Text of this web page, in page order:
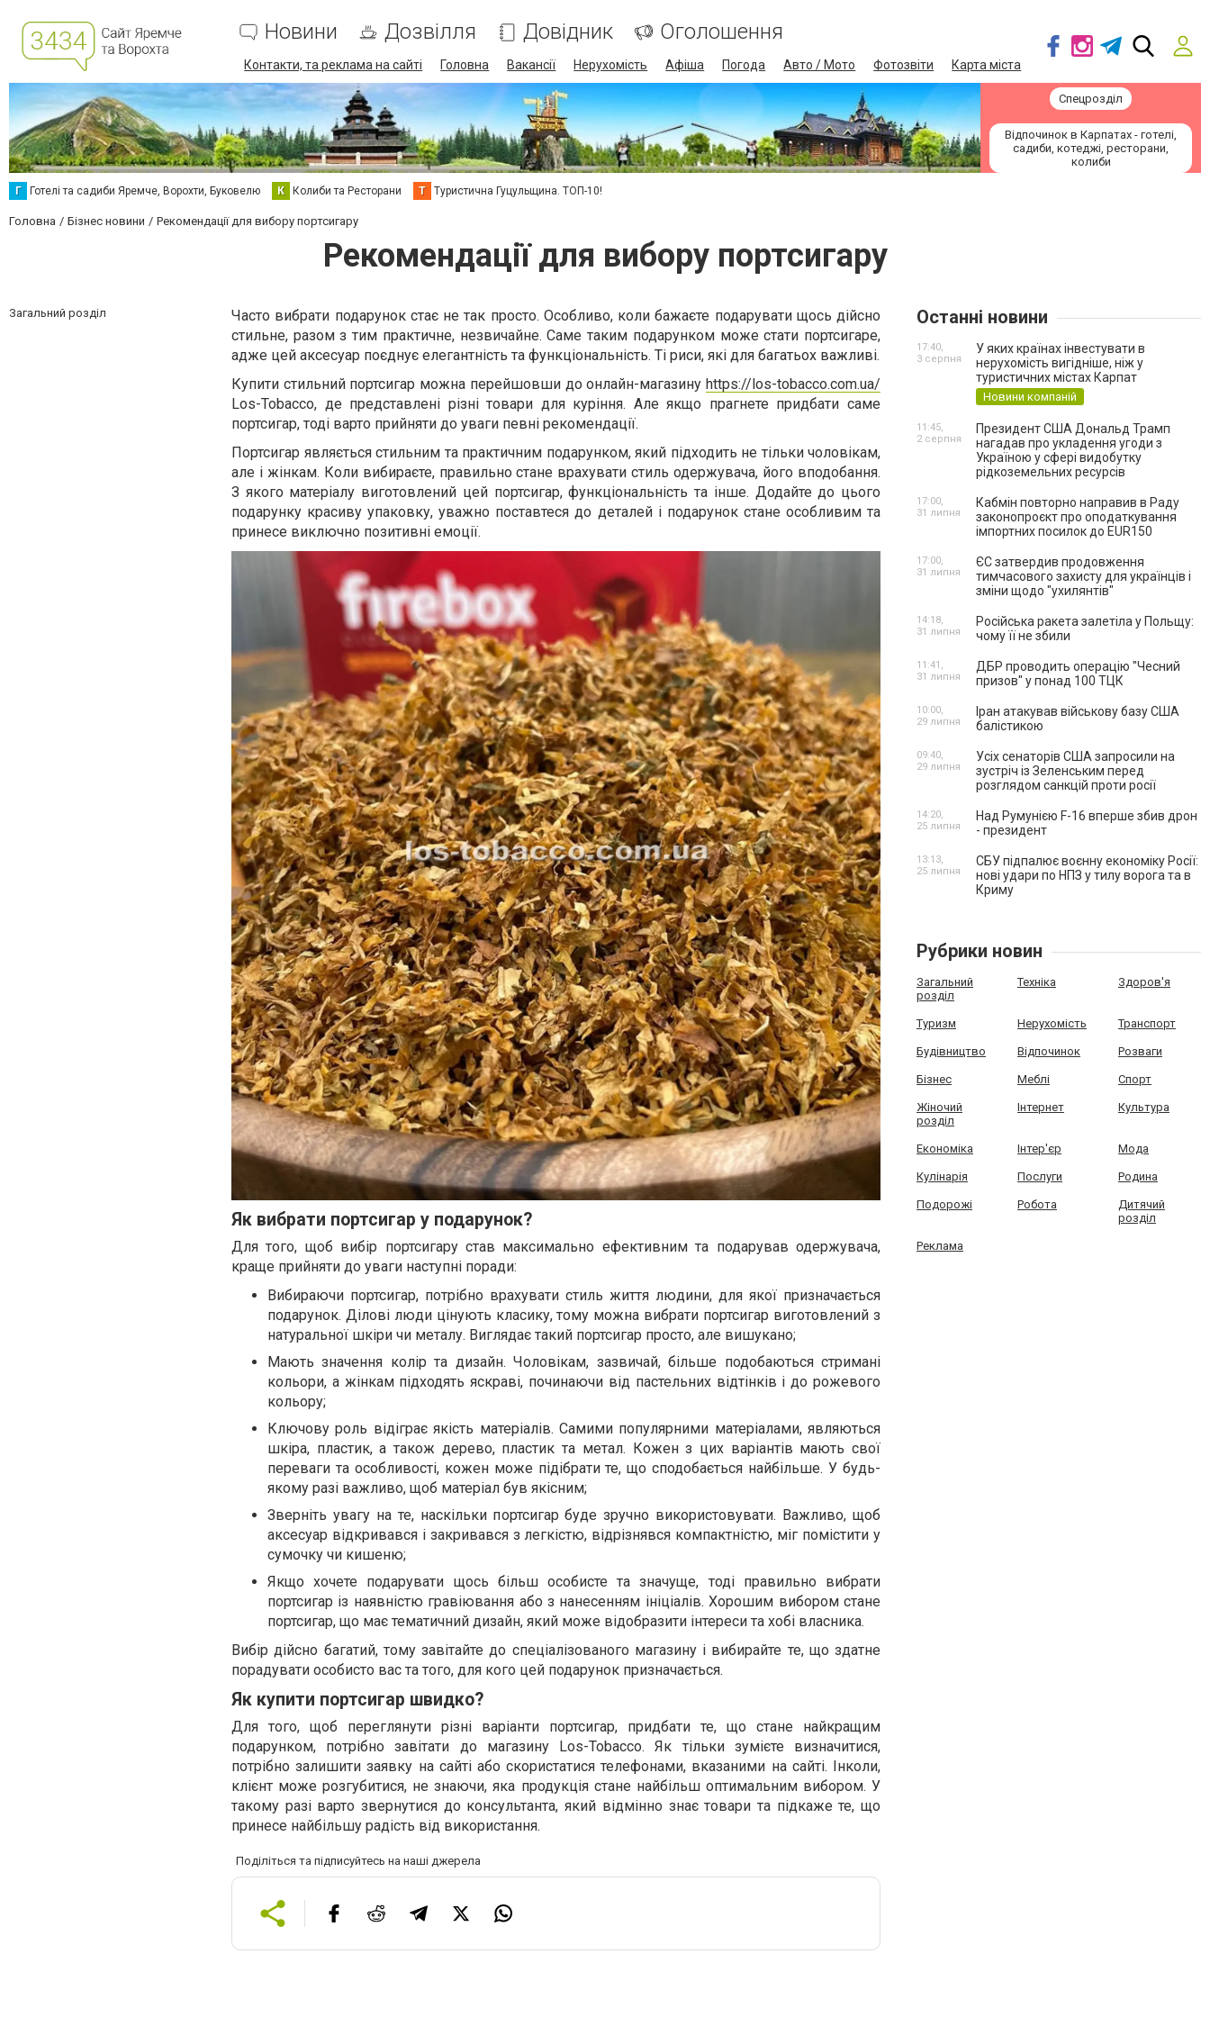
Новини Дозвілля Довідник Оголошення
Контакти, та реклама на сайті Головна Вакансії Нерухомість Афіша Погода Авто / Мото Фотозвіти Карта міста
Спецрозділ
Відпочинок в Карпатах - готелі,
садиби, котеджі, ресторани,
колиби
Г Готелі та садиби Яремче, Ворохти, Буковелю К Колиби та Ресторани Т Туристична Гуцульщина. ТОП-10!
Головна Бізнес новини Рекомендації для вибору портсигару
Рекомендації для вибору портсигару
Загальний розділ
Часто вибрати подарунок стає не так просто. Особливо, коли бажаєте подарувати щось дійсно
стильне, разом з тим практичне, незвичайне. Саме таким подарунком може стати портсигаре,
адже цей аксесуар поєднує елегантність та функціональність. Ті риси, які для багатьох важливі.
Купити стильний портсигар можна перейшовши до онлайн-магазину https://los-tobacco.com.ua/
Los-Tobacco, де представлені різні товари для куріння. Але якщо прагнете придбати саме
портсигар, тоді варто прийняти до уваги певні рекомендації.
Портсигар являється стильним та практичним подарунком, який підходить не тільки чоловікам,
але і жінкам. Коли вибираєте, правильно стане врахувати стиль одержувача, його вподобання.
З якого матеріалу виготовлений цей портсигар, функціональність та інше. Додайте до цього
подарунку красиву упаковку, уважно поставтеся до деталей і подарунок стане особливим та
принесе виключно позитивні емоції.
Як вибрати портсигар у подарунок?
Для того, щоб вибір портсигару став максимально ефективним та подарував одержувача,
краще прийняти до уваги наступні поради:
Вибираючи портсигар, потрібно врахувати стиль життя людини, для якої призначається
подарунок. Ділові люди цінують класику, тому можна вибрати портсигар виготовлений з
натуральної шкіри чи металу. Виглядає такий портсигар просто, але вишукано;
Мають значення колір та дизайн. Чоловікам, зазвичай, більше подобаються стримані
кольори, а жінкам підходять яскраві, починаючи від пастельних відтінків і до рожевого
кольору;
Ключову роль відіграє якість матеріалів. Самими популярними матеріалами, являються
шкіра, пластик, а також дерево, пластик та метал. Кожен з цих варіантів мають свої
переваги та особливості, кожен може підібрати те, що сподобається найбільше. У будь-
якому разі важливо, щоб матеріал був якісним;
Зверніть увагу на те, наскільки портсигар буде зручно використовувати. Важливо, щоб
аксесуар відкривався і закривався з легкістю, відрізнявся компактністю, міг помістити у
сумочку чи кишеню;
Якщо хочете подарувати щось більш особисте та значуще, тоді правильно вибрати
портсигар із наявністю гравіювання або з нанесенням ініціалів. Хорошим вибором стане
портсигар, що має тематичний дизайн, який може відобразити інтереси та хобі власника.
Вибір дійсно багатий, тому завітайте до спеціалізованого магазину і вибирайте те, що здатне
порадувати особисто вас та того, для кого цей подарунок призначається.
Як купити портсигар швидко?
Для того, щоб переглянути різні варіанти портсигар, придбати те, що стане найкращим
подарунком, потрібно завітати до магазину Los-Tobacco. Як тільки зумієте визначитися,
потрібно залишити заявку на сайті або скористатися телефонами, вказаними на сайті. Інколи,
клієнт може розгубитися, не знаючи, яка продукція стане найбільш оптимальним вибором. У
такому разі варто звернутися до консультанта, який відмінно знає товари та підкаже те, що
принесе найбільшу радість від використання.
Поділіться та підписуйтесь на наші джерела
Останні новини
У яких країнах інвестувати в
нерухомість вигідніше, ніж у
туристичних містах Карпат
Новини компаній
17:40,
3 серпня
Президент США Дональд Трамп
нагадав про укладення угоди з
Україною у сфері видобутку
рідкоземельних ресурсів
11:45,
2 серпня
Кабмін повторно направив в Раду
законопроєкт про оподаткування
імпортних посилок до EUR150
17:00,
31 липня
ЄС затвердив продовження
тимчасового захисту для українців і
зміни щодо "ухилянтів"
17:00,
31 липня
Російська ракета залетіла у Польщу:
чому її не збили
14:18,
31 липня
ДБР проводить операцію "Чесний
призов" у понад 100 ТЦК
11:41,
31 липня
Іран атакував військову базу США
балістикою
10:00,
29 липня
Усіх сенаторів США запросили на
зустріч із Зеленським перед
розглядом санкцій проти росії
09:40,
29 липня
Над Румунією F-16 вперше збив дрон
- президент
14:20,
25 липня
СБУ підпалює воєнну економіку Росії:
нові удари по НПЗ у тилу ворога та в
Криму
13:13,
25 липня
Рубрики новин
Загальний
розділ
Техніка Здоров'я
Туризм Нерухомість Транспорт
Будівництво Відпочинок Розваги
Бізнес Меблі Спорт
Жіночий
розділ
Інтернет Культура
Економіка Інтер'єр Мода
Кулінарія Послуги Родина
Подорожі Робота
Дитячий
розділ
Реклама